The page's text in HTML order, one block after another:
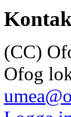
(CC)
Ofog